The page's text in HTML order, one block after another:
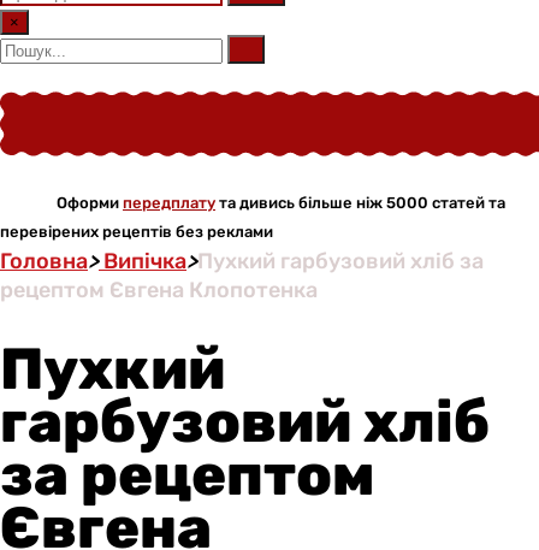
×
Оформи передплату та дивись більше ніж 5000 статей та
перевірених рецептів без реклами
Головна>Випічка>Пухкий гарбузовий хліб за
рецептом Євгена Клопотенка
Пухкий
гарбузовий хліб
за рецептом
Євгена